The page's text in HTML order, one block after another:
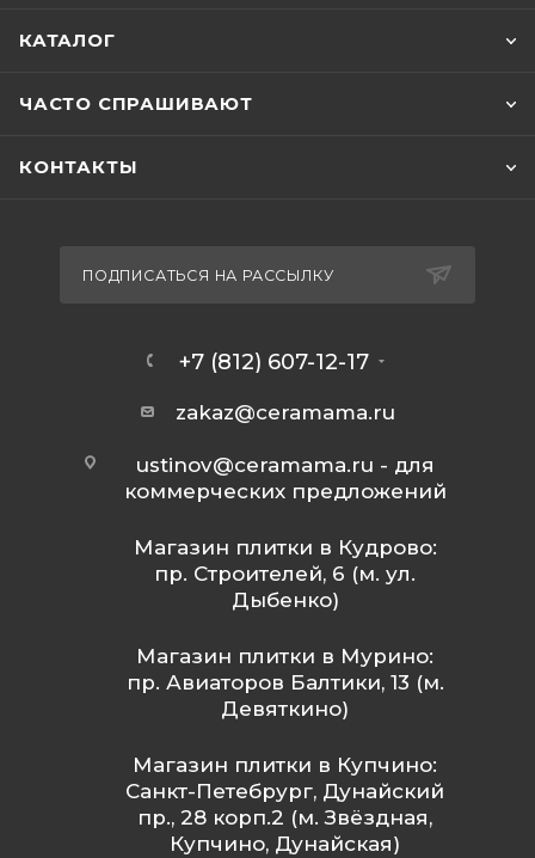
КАТАЛОГ
ЧАСТО СПРАШИВАЮТ
КОНТАКТЫ
ПОДПИСАТЬСЯ НА РАССЫЛКУ
+7 (812) 607-12-17
zakaz@ceramama.ru
ustinov@ceramama.ru - для
коммерческих предложений
Магазин плитки в Кудрово:
пр. Строителей, 6 (м. ул.
Дыбенко)
Магазин плитки в Мурино:
пр. Авиаторов Балтики, 13 (м.
Девяткино)
Магазин плитки в Купчино:
Санкт-Петебрург, Дунайский
пр., 28 корп.2 (м. Звёздная,
Купчино, Дунайская)